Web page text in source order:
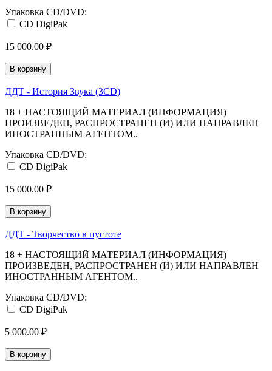
Упаковка CD/DVD:
CD DigiPak
15 000.00 ₽
В корзину
ДДТ - История Звука (3CD)
18 + НАСТОЯЩИЙ МАТЕРИАЛ (ИНФОРМАЦИЯ)
ПРОИЗВЕДЕН, РАСПРОСТРАНЕН (И) ИЛИ НАПРАВЛЕН
ИНОСТРАННЫМ АГЕНТОМ..
Упаковка CD/DVD:
CD DigiPak
15 000.00 ₽
В корзину
ДДТ - Творчество в пустоте
18 + НАСТОЯЩИЙ МАТЕРИАЛ (ИНФОРМАЦИЯ)
ПРОИЗВЕДЕН, РАСПРОСТРАНЕН (И) ИЛИ НАПРАВЛЕН
ИНОСТРАННЫМ АГЕНТОМ..
Упаковка CD/DVD:
CD DigiPak
5 000.00 ₽
В корзину